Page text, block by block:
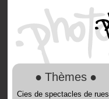
● Thèmes ●
Cies de spectacles de rues